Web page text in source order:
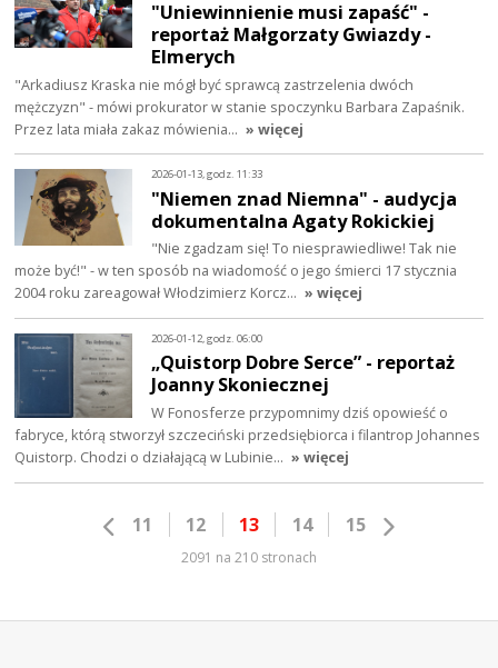
"Uniewinnienie musi zapaść" -
reportaż Małgorzaty Gwiazdy -
Elmerych
"Arkadiusz Kraska nie mógł być sprawcą zastrzelenia dwóch
mężczyzn" - mówi prokurator w stanie spoczynku Barbara Zapaśnik.
Przez lata miała zakaz mówienia… » więcej
2026-01-13, godz. 11:33
"Niemen znad Niemna" - audycja
dokumentalna Agaty Rokickiej
"Nie zgadzam się! To niesprawiedliwe! Tak nie
może być!" - w ten sposób na wiadomość o jego śmierci 17 stycznia
2004 roku zareagował Włodzimierz Korcz… » więcej
2026-01-12, godz. 06:00
„Quistorp Dobre Serce” - reportaż
Joanny Skoniecznej
W Fonosferze przypomnimy dziś opowieść o
fabryce, którą stworzył szczeciński przedsiębiorca i filantrop Johannes
Quistorp. Chodzi o działającą w Lubinie… » więcej
11 12 13 14 15
2091 na 210 stronach